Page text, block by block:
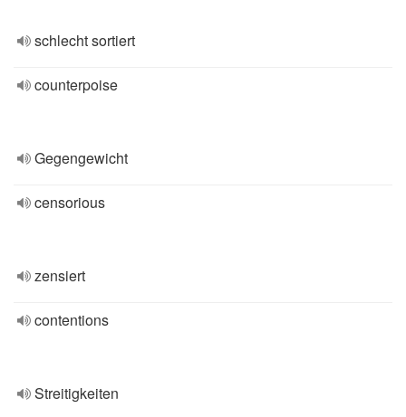
schlecht sortiert
counterpoise
Gegengewicht
censorious
zensiert
contentions
Streitigkeiten